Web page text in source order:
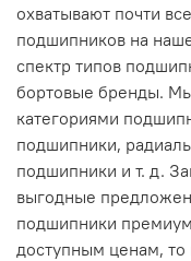
охватывают почти
подшипников на
спектр типов
бортовые бренды.
категориями
подшипники,
подшипники и т. д.
выгодные
подшипники
доступным ценам,